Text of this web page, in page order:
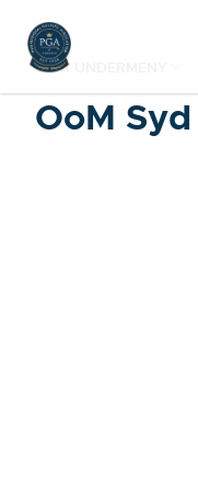
VISA UNDERMENY
OoM Syd